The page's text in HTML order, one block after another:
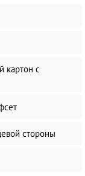
картон с
стороны